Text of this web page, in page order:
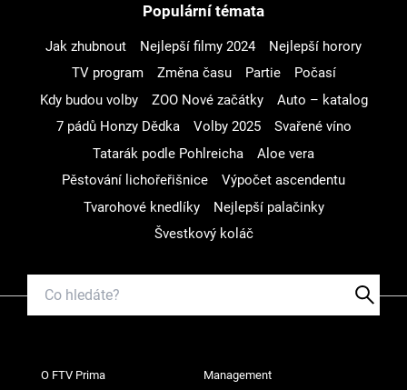
Populární témata
Jak zhubnout Nejlepší filmy 2024
Nejlepší horory
TV program
Změna času Partie
Počasí
Kdy budou volby
ZOO Nové začátky
Auto – katalog
7 pádů Honzy Dědka
Volby 2025
Svařené víno
Tatarák podle Pohlreicha
Aloe vera
Pěstování lichořeřišnice
Výpočet ascendentu
Tvarohové knedlíky
Nejlepší palačinky
Švestkový koláč
O FTV Prima Management